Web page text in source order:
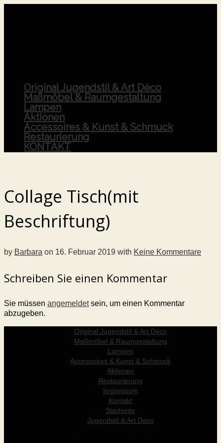
Original Jugendstil & Art Déco
Maßmöbel & Raumgestaltung
Lampen
Aktionen
Accessoires & Kunst & Schmuck
Restaurierung
KONTAKT
Collage Tisch(mit
Beschriftung)
by Barbara on 16. Februar 2019 with Keine Kommentare
Schreiben Sie einen Kommentar
Sie müssen angemeldetsein, um einen Kommentar
abzugeben.
Original Jugendstil & Art Déco
Maßmöbel & Raumgestaltung
Lampen
Accessoires & Kunst & Schmuck
Aktionen
Restaurierung
Impressum
Kontakt
Startseite
Jugendstil & Art Deco